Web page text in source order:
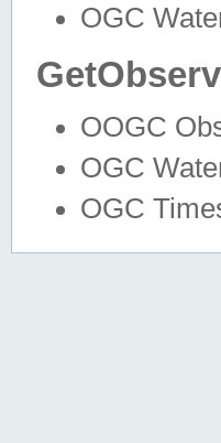
OGC
OOGC
OGC
OGC